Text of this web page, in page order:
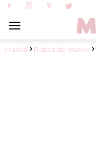
Mariée Robes de mariée